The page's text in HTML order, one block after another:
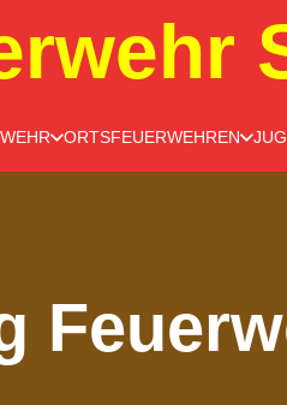
ORTSFEUERWEHREN